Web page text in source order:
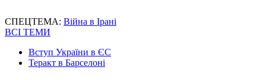
СПЕЦТЕМА: Війна в Ірані
ВСІ ТЕМИ
Вступ України в ЄС
Теракт в Барселоні